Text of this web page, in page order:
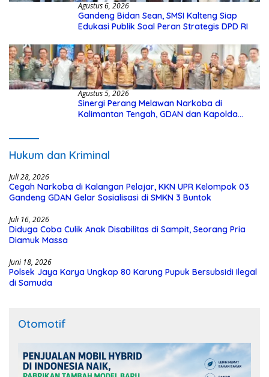
Agustus 6, 2026
Gandeng Bidan Sean, SMSI Kalteng Siap
Edukasi Publik Soal Peran Strategis DPD RI
Agustus 5, 2026
Sinergi Perang Melawan Narkoba di
Kalimantan Tengah, GDAN dan Kapolda
Hukum dan Kriminal
Juli 28, 2026
Cegah Narkoba di Kalangan Pelajar, KKN UPR Kelompok 03
Gandeng GDAN Gelar Sosialisasi di SMKN 3 Buntok
Juli 16, 2026
Diduga Coba Culik Anak Disabilitas di Sampit, Seorang Pria
Diamuk Massa
Juni 18, 2026
Polsek Jaya Karya Ungkap 80 Karung Pupuk Bersubsidi Ilegal
di Samuda
Otomotif